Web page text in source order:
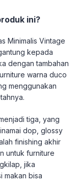
ini?
Minimalis Vintage
kepada
dengan tambahan
warna duco
menggunakan
tiga, yang
dop, glossy
finishing akhir
untuk furniture
jika
makan bisa